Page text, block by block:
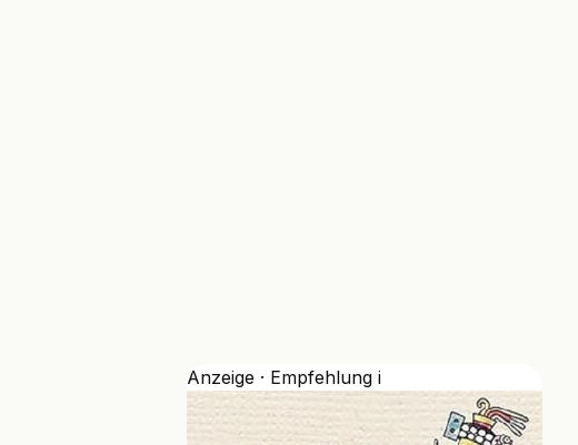
Anzeige · Empfehlung i